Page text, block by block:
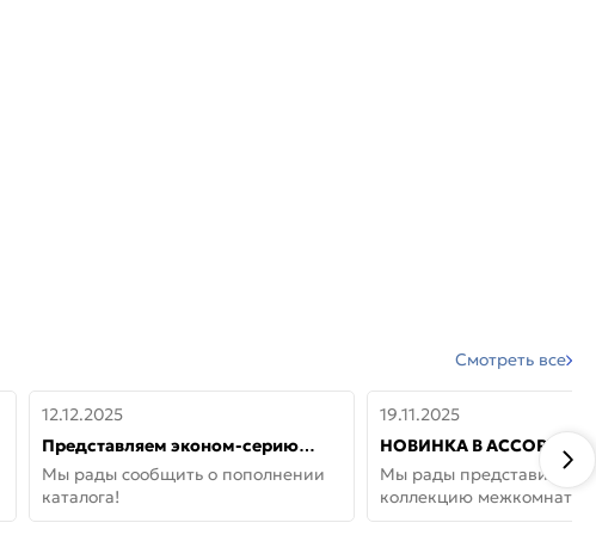
Смотреть все
12.12.2025
Представляем эконом-серию
дверей от бренда Portika, где цена
не значит «просто»
Мы рады сообщить о пополнении
каталога!
19.11.2025
НОВИНКА В
ДВЕРИ GLOSSMAT —
НЕОКЛАССИКА И УЮТ
Мы рады представить
коллекцию
GlossMat